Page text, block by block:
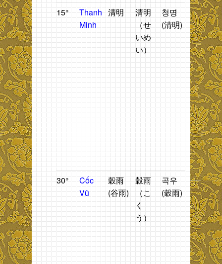
15°
Thanh
Minh
清明
清明
（せ
いめ
い）
청명
(清明)
Thời
tiết
trong
sáng.
30°
Cốc
Vũ
穀雨
(谷雨)
穀雨
（こ
く
う）
곡우
(穀雨)
Mưa
rào.